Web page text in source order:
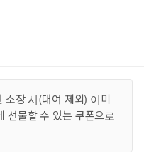
소장 시(대여 제외) 이미
선물할 수 있는 쿠폰으로